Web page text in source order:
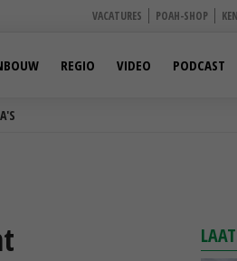
VACATURES POAH-SHOP
REGIO VIDEO PODCAST